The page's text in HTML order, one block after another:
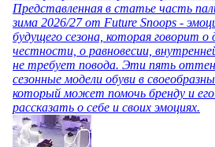
Представленная в статье часть
зима 2026/27 от Future Snoops -
будущего сезона, которая говорит о
честности, о равновесии,
не требует повода. Эти пять
сезонные модели обуви в
который может помочь бренду и
рассказать о себе и своих эмоциях.